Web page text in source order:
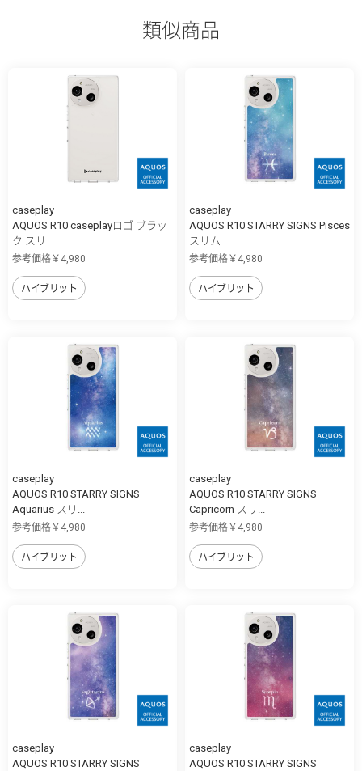
類似商品
caseplay
AQUOS R10 caseplayロゴ ブラッ
ク スリ...
参考価格￥4,980
ハイブリット
caseplay
AQUOS R10 STARRY SIGNS Pisces
スリム...
参考価格￥4,980
ハイブリット
caseplay
AQUOS R10 STARRY SIGNS
Aquarius スリ...
参考価格￥4,980
ハイブリット
caseplay
AQUOS R10 STARRY SIGNS
Capricorn スリ...
参考価格￥4,980
ハイブリット
caseplay
AQUOS R10 STARRY SIGNS
caseplay
AQUOS R10 STARRY SIGNS